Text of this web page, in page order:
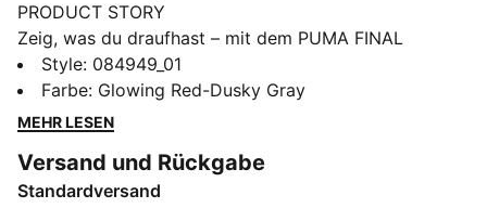
PRODUCT STORY
Zeig, was du draufhast – mit dem PUMA FINAL
Graphic Ball. Mit dem auffallenden Design und dem
stabilen Flugverhalten ist er der perfekte Ball fürs
Training, Warm-up oder das nächste Fun-Match. Wohin
und Persönlichkeit mit.
DETAILS
Style: 084949_01
Farbe: Glowing Red-Dusky Gray
MEHR LESEN
Versand und Rückgabe
Standardversand